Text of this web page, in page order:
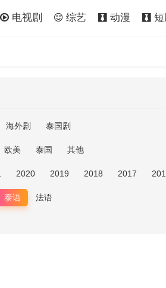
电视剧 综艺 动漫 短
海外剧 泰国剧
欧美 泰国 其他
2020 2019 2018 2017
泰语 法语